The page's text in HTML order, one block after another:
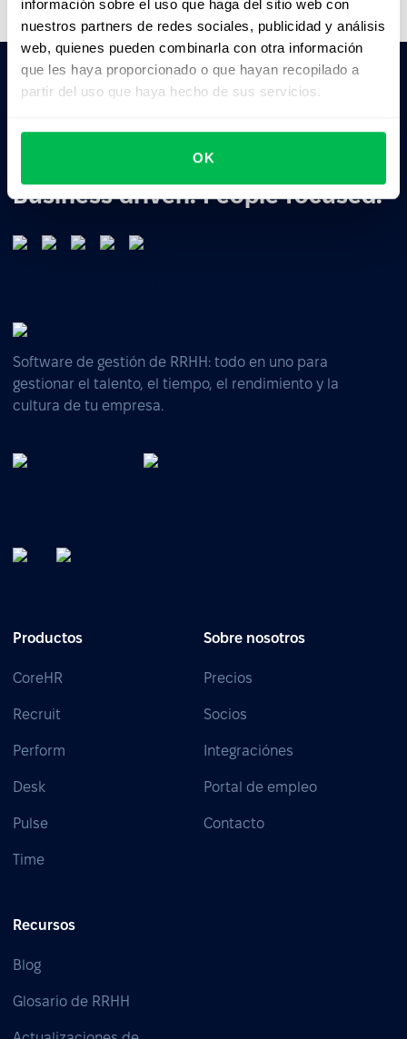
información sobre el uso que haga del sitio web con
nuestros partners de redes sociales, publicidad y análisis
web, quienes pueden combinarla con otra información
que les haya proporcionado o que hayan recopilado a
partir del uso que haya hecho de sus servicios.
OK
Business driven. People focused.
Software de gestión de RRHH: todo en uno para
gestionar el talento, el tiempo, el rendimiento y la
cultura de tu empresa.
Productos
CoreHR
Recruit
Perform
Desk
Pulse
Time
Sobre nosotros
Precios
Socios
Integraciónes
Portal de empleo
Contacto
Recursos
Blog
Glosario de RRHH